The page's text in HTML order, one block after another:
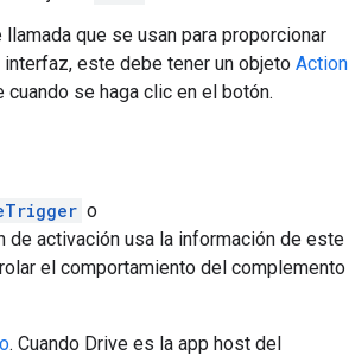
que se usan para proporcionar
este debe tener un objeto Action
cuando se haga clic en el botón.
o
de activación usa la información de este
el comportamiento del complemento
. Cuando Drive es la app host del